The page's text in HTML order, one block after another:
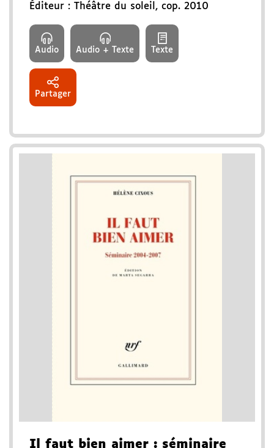
Éditeur : Théâtre du soleil , cop. 2010
Audio Audio + Texte Texte
Partager
Il faut bien aimer : séminaire